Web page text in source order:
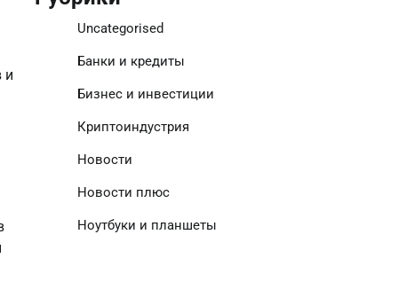
и
Uncategorised
Банки и кредиты
Бизнес и инвестиции
Криптоиндустрия
Новости
Новости плюс
Ноутбуки и планшеты